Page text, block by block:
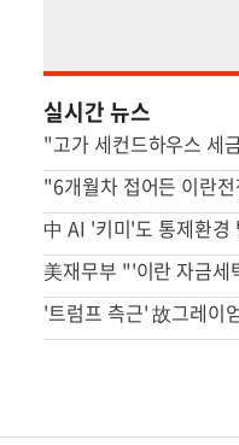
실시간 뉴스